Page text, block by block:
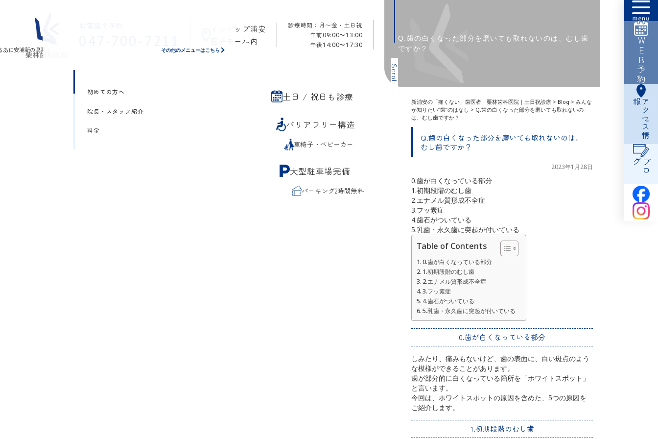
インシップ浦安
医療モール内
診療時間：月〜金・土日祝
午前09:00〜13:00
午後14:00〜17:30
初めての方へ
院長・スタッフ紹介
料金
土日 / 祝日も診療
バリアフリー構造
車椅子・ベビーカー
大型駐車場完備
パーキング2時間無料
その他のメニューはこちら WEB予約
ア
ク
セ
ス
情
報
ブ
ロ
グ
Scroll
Q.歯の白くなった部分を磨いても取れないのは、むし歯
ですか？
新浦安の「痛くない」歯医者｜栗林歯科医院｜土日祝診療 > Blog > みんな
が知りたい“歯”のはなし > Q.歯の白くなった部分を磨いても取れないの
は、むし歯ですか？
Q.歯の白くなった部分を磨いても取れないのは、
むし歯ですか？
2023年1月28日
0.歯が白くなっている部分
1.初期段階のむし歯
2.エナメル質形成不全症
3.フッ素症
4.歯石がついている
5.乳歯・永久歯に突起が付いている
Table of Contents
0.歯が白くなっている部分
1.初期段階のむし歯
2.エナメル質形成不全症
3.フッ素症
4.歯石がついている
5.乳歯・永久歯に突起が付いている
0.歯が白くなっている部分
しみたり、痛みもないけど、歯の表面に、白い斑点のよう
な模様ができることがあります。
歯が部分的に白くなっている箇所を「ホワイトスポット」
と言います。
今回は、ホワイトスポットの原因を含めた、5つの原因を
ご紹介します。
1.初期段階のむし歯